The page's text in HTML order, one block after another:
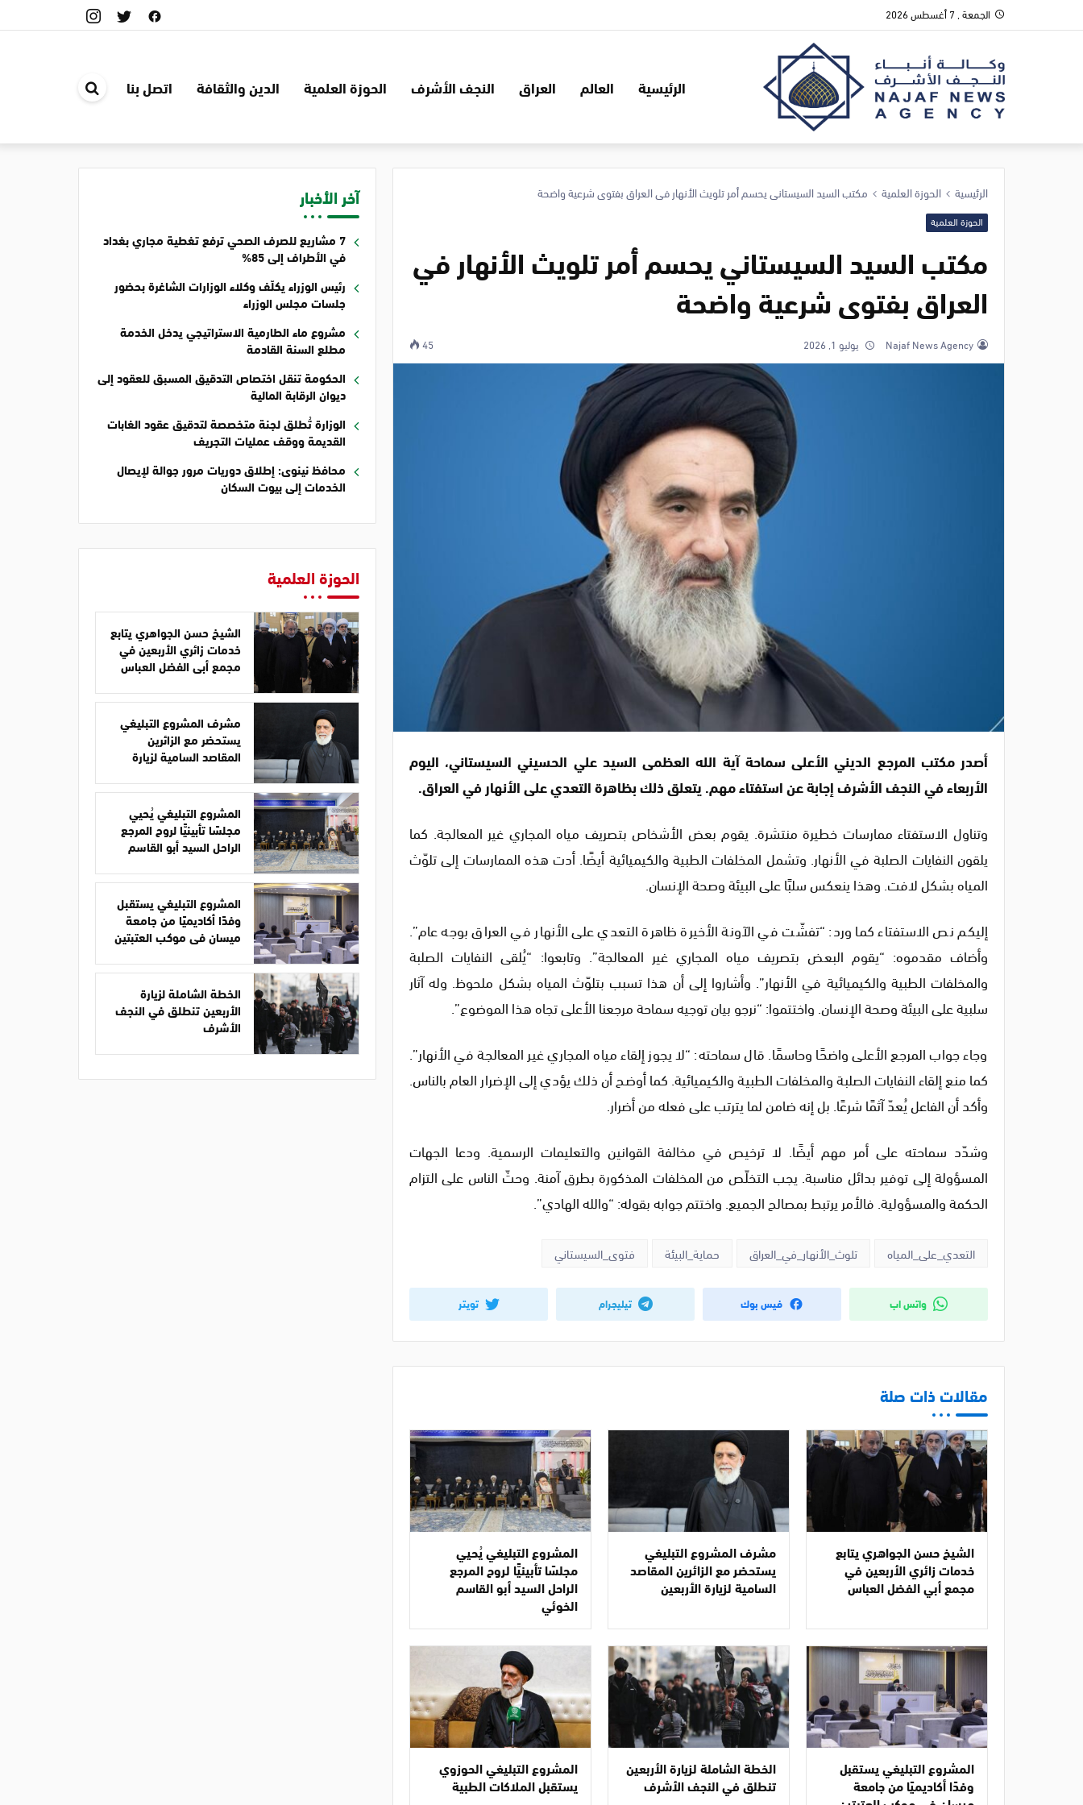
الجمعة , 7 أغسطس 2026
الرئيسية العالم العراق النجف الأشرف الحوزة العلمية الدين والثقافة اتصل بنا
الموقع
الرئيسية الحوزة العلمية مكتب السيد السيستاني يحسم أمر تلويث الأنهار في العراق بفتوى شرعية واضحة
الحوزة العلمية
مكتب السيد السيستاني يحسم أمر تلويث الأنهار في
العراق بفتوى شرعية واضحة
Najaf News Agency يوليو 1, 2026 45
أصدر مكتب المرجع الديني الأعلى سماحة آية الله العظمى السيد علي الحسيني السيستاني، اليوم
الأربعاء فيالنجف الأشرفإجابة عن استفتاء مهم. يتعلق ذلك بظاهرة التعدي على الأنهار في العراق.
وتناول الاستفتاء ممارسات خطيرة منتشرة. يقوم بعض الأشخاص بتصريف مياه المجاري غير المعالجة. كما
يلقون النفايات الصلبة في الأنهار. وتشمل المخلفات الطبية والكيميائية أيضًا. أدت هذه الممارسات إلى تلوّث
المياه بشكل لافت. وهذا ينعكس سلبًا على البيئة وصحة الإنسان.
إليكم نص الاستفتاء كما ورد: “تفشّت في الآونة الأخيرة ظاهرة التعدي على الأنهار في العراق بوجه عام”.
وأضاف مقدموه: “يقوم البعض بتصريف مياه المجاري غير المعالجة”. وتابعوا: “يُلقى النفايات الصلبة
والمخلفات الطبية والكيميائية في الأنهار”. وأشاروا إلى أن هذا تسبب بتلوّث المياه بشكل ملحوظ. وله آثار
سلبية على البيئة وصحة الإنسان. واختتموا: “نرجو بيان توجيه سماحة مرجعنا الأعلى تجاه هذا الموضوع”.
وجاء جواب المرجع الأعلى واضحًا وحاسمًا. قال سماحته: “لا يجوز إلقاء مياه المجاري غير المعالجة في الأنهار”.
كما منع إلقاء النفايات الصلبة والمخلفات الطبية والكيميائية. كما أوضح أن ذلك يؤدي إلى الإضرار العام بالناس.
وأكد أن الفاعل يُعدّ آثمًا شرعًا. بل إنه ضامن لما يترتب على فعله من أضرار.
وشدّد سماحته على أمر مهم أيضًا. لا ترخيص في مخالفة القوانين والتعليمات الرسمية. ودعا الجهات
المسؤولة إلى توفير بدائل مناسبة. يجب التخلّص من المخلفات المذكورة بطرق آمنة. وحثّ الناس على التزام
الحكمة والمسؤولية. فالأمر يرتبط بمصالح الجميع. واختتم جوابه بقوله: “والله الهادي”.
التعدي_على_المياه تلوث_الأنهار_في_العراق حماية_البيئة فتوى_السيستاني
واتس اب فيس بوك تيليجرام تويتر
مقالات ذات صلة
الشيخ حسن الجواهري يتابع
خدمات زائري الأربعين في
مجمع أبي الفضل العباس
مشرف المشروع التبليغي
يستحضر مع الزائرين المقاصد
السامية لزيارة الأربعين
المشروع التبليغي يُحيي
مجلسًا تأبينيًّا لروح المرجع
الراحل السيد أبو القاسم
الخوئي
المشروع التبليغي يستقبل
وفدًا أكاديميًا من جامعة
الخطة الشاملة لزيارة الأربعين
تنطلق في النجف الأشرف
المشروع التبليغي الحوزوي
يستقبل الملاكات الطبية
آخر الأخبار
7 مشاريع للصرف الصحي ترفع تغطية مجاري بغداد
في الأطراف إلى 85%
رئيس الوزراء يكلّف وكلاء الوزارات الشاغرة بحضور
جلسات مجلس الوزراء
مشروع ماء الطارمية الاستراتيجي يدخل الخدمة
مطلع السنة القادمة
الحكومة تنقل اختصاص التدقيق المسبق للعقود إلى
ديوان الرقابة المالية
الوزارة تُطلق لجنة متخصصة لتدقيق عقود الغابات
القديمة ووقف عمليات التجريف
محافظ نينوى: إطلاق دوريات مرور جوالة لإيصال
الخدمات إلى بيوت السكان
الحوزة العلمية
الشيخ حسن الجواهري يتابع
خدمات زائري الأربعين في
مجمع أبي الفضل العباس
مشرف المشروع التبليغي
يستحضر مع الزائرين
المقاصد السامية لزيارة
المشروع التبليغي يُحيي
مجلسًا تأبينيًّا لروح المرجع
الراحل السيد أبو القاسم
المشروع التبليغي يستقبل
وفدًا أكاديميًا من جامعة
ميسان في موكب العتبتين
الخطة الشاملة لزيارة
الأربعين تنطلق في النجف
الأشرف